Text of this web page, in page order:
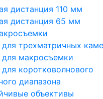
дистанция 110 мм
дистанция 65 мм
трехматричных
макросъемки
коротковолнового
диапазона
объективы